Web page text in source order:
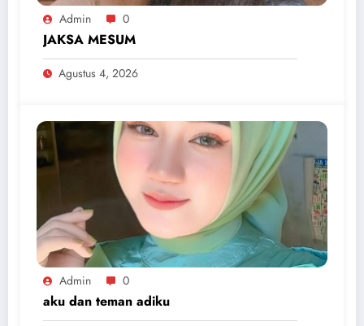
Admin 0
JAKSA MESUM
Agustus 4, 2026
Admin 0
aku dan teman adiku